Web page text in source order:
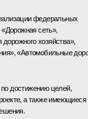
федеральных
сеть»,
хозяйства»,
«Автомобильные
достижению целей,
а также имеющиеся